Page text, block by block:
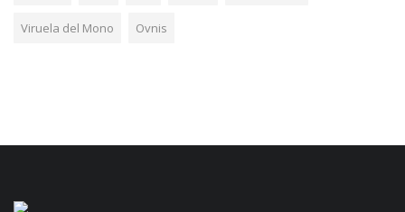
Viruela del Mono Ovnis